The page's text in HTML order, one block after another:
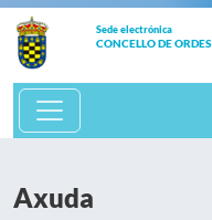
Sede electrónica
CONCELLO DE ORDES
Axuda